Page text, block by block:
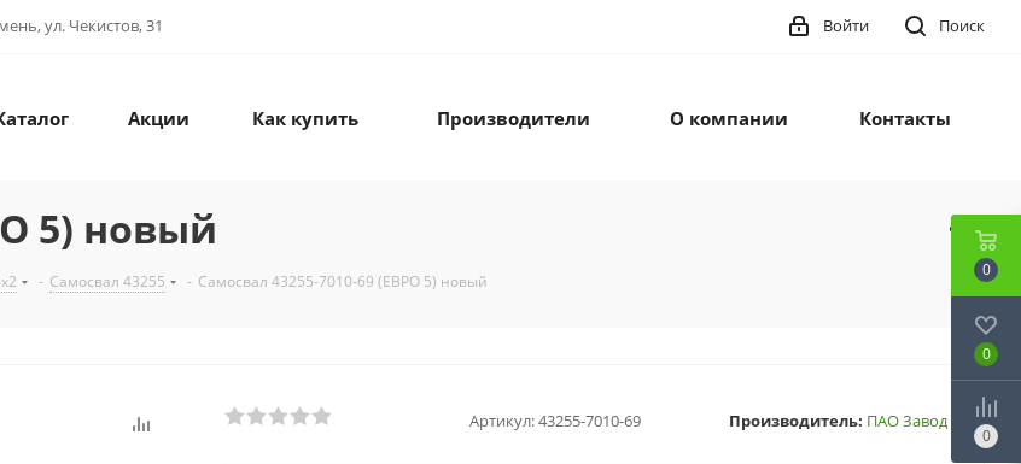
ул. Чекистов, 31 Поиск
Войти
Акции Как купить Производители О компании Контакты
5) новый
- Самосвал 43255 - Самосвал 43255-7010-69 (ЕВРО 5) новый
Артикул:43255-7010-69 Производитель: ПАО Завод
0
0
0